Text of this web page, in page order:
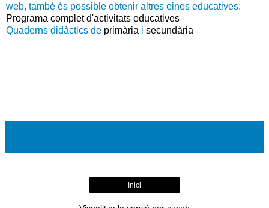
web, també és possible obtenir altres eines educatives:
Programa complet d'activitats educatives
Quaderns didàctics de primària i secundària
Inici